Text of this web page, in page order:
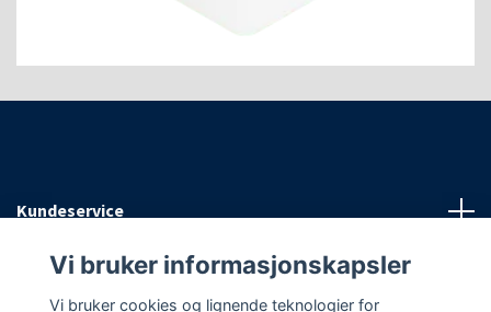
Kundeservice
Informasjon
Vi bruker informasjonskapsler
Vi bruker cookies og lignende teknologier for